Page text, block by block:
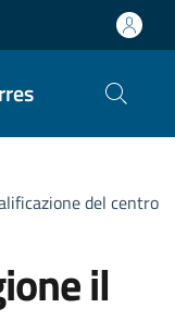
del centro
il